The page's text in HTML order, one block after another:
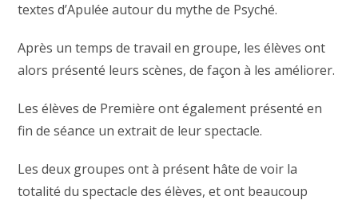
textes d’Apulée autour du mythe de Psyché.
Après un temps de travail en groupe, les élèves ont
alors présenté leurs scènes, de façon à les améliorer.
Les élèves de Première ont également présenté en
fin de séance un extrait de leur spectacle.
Les deux groupes ont à présent hâte de voir la
totalité du spectacle des élèves, et ont beaucoup